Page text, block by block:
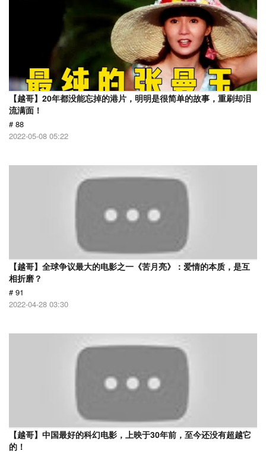
【越哥】20年都没能忘掉的港片，明明是很简单的故事，重刷却泪
流满面！
# 88
2022-05-08 05:22
【越哥】全球争议最大的电影之一《苦月亮》：爱情的本质，是互
相折磨？
# 91
2022-04-28 03:30
【越哥】中国最好的科幻电影，上映于30年前，至今还没有超越它
的！